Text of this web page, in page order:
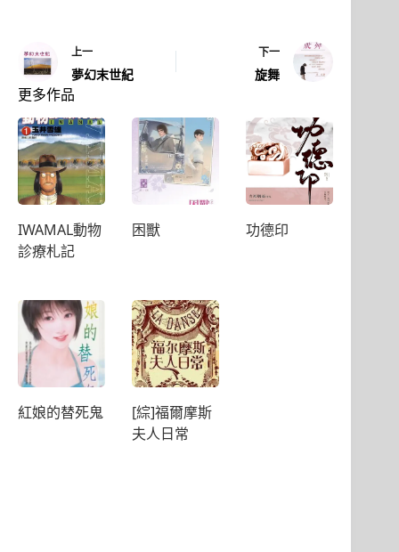
上一
夢幻末世紀
下一
旋舞
更多作品
IWAMAL動物
診療札記
困獸 功德印
紅娘的替死鬼
[綜]福爾摩斯
夫人日常